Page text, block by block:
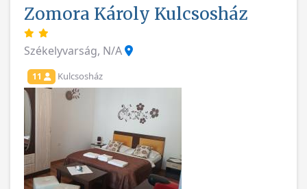
Zomora Károly Kulcsosház
Székelyvarság, N/A
11 Kulcsosház